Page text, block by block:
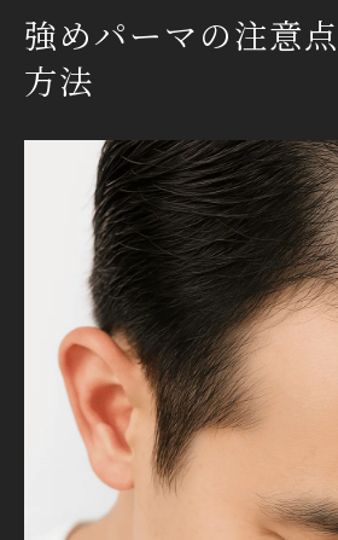
強めパーマの注意
方法